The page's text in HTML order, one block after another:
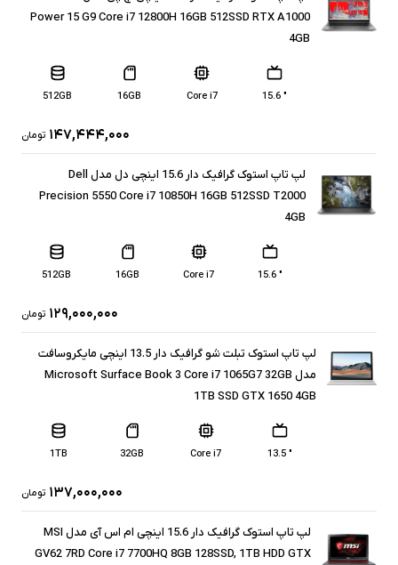
Power 15 G9 Core i7 12800H 16GB 512SSD RTX A1000
4GB
" 15.6
Core i7
16GB
512GB
۱۴۷,۴۴۴,۰۰۰ تومان
لپ تاپ استوک گرافیک دار 15.6 اینچی دل مدل Dell
Precision 5550 Core i7 10850H 16GB 512SSD T2000
4GB
" 15.6
Core i7
16GB
512GB
۱۲۹,۰۰۰,۰۰۰ تومان
لپ تاپ استوک تبلت شو گرافیک دار 13.5 اینچی مایکروسافت
مدل Microsoft Surface Book 3 Core i7 1065G7 32GB
1TB SSD GTX 1650 4GB
" 13.5
Core i7
32GB
1TB
۱۳۷,۰۰۰,۰۰۰ تومان
لپ تاپ استوک گرافیک دار 15.6 اینچی ام اس آی مدل MSI
GV62 7RD Core i7 7700HQ 8GB 128SSD, 1TB HDD GTX